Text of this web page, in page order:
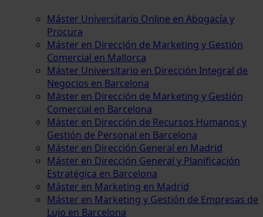
Máster Universitario Online en Abogacía y
Procura
Máster en Dirección de Marketing y Gestión
Comercial en Mallorca
Máster Universitario en Dirección Integral de
Negocios en Barcelona
Máster en Dirección de Marketing y Gestión
Comercial en Barcelona
Máster en Dirección de Recursos Humanos y
Gestión de Personal en Barcelona
Máster en Dirección General en Madrid
Máster en Dirección General y Planificación
Estratégica en Barcelona
Máster en Marketing en Madrid
Máster en Marketing y Gestión de Empresas de
Lujo en Barcelona